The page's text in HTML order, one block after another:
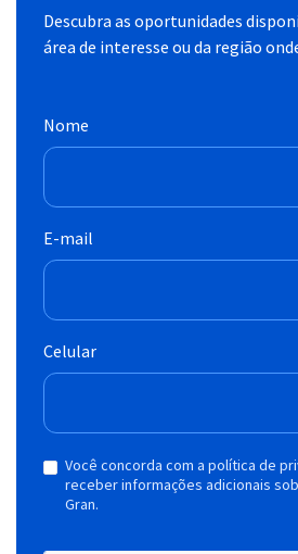
Descubra as oportunidades
área de interesse ou da região
Nome
E-mail
Celular
Você concorda com a política de
receber informações adicionais
Gran.